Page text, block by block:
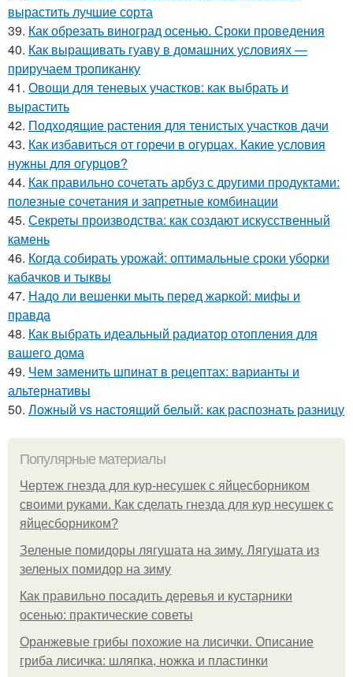
вырастить лучшие сорта
39. Как обрезать виноград осенью. Сроки проведения
40. Как выращивать гуаву в домашних условиях —
приручаем тропиканку
41. Овощи для теневых участков: как выбрать и
вырастить
42. Подходящие растения для тенистых участков дачи
43. Как избавиться от горечи в огурцах. Какие условия
нужны для огурцов?
44. Как правильно сочетать арбуз с другими продуктами:
полезные сочетания и запретные комбинации
45. Секреты производства: как создают искусственный
камень
46. Когда собирать урожай: оптимальные сроки уборки
кабачков и тыквы
47. Надо ли вешенки мыть перед жаркой: мифы и
правда
48. Как выбрать идеальный радиатор отопления для
вашего дома
49. Чем заменить шпинат в рецептах: варианты и
альтернативы
50. Ложный vs настоящий белый: как распознать разницу
Популярные материалы
Чертеж гнезда для кур-несушек с яйцесборником
своими руками. Как сделать гнезда для кур несушек с
яйцесборником?
Зеленые помидоры лягушата на зиму. Лягушата из
зеленых помидор на зиму
Как правильно посадить деревья и кустарники
осенью: практические советы
Оранжевые грибы похожие на лисички. Описание
гриба лисичка: шляпка, ножка и пластинки